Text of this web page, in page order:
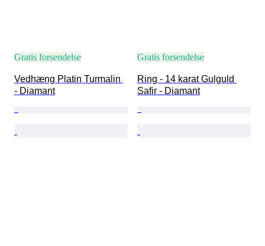
Gratis forsendelse
Vedhæng Platin Turmalin
- Diamant
Gratis forsendelse
Ring - 14 karat Gulguld
Safir - Diamant